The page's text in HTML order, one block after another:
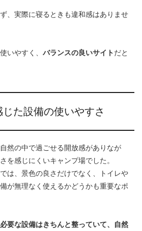
、実際に寝るときも違和感はありませ
いやすく、 バランスの良いサイトだと
た設備の使いやすさ
然の中で過ごせる開放感がありなが
を感じにくいキャンプ場でした。
は、景色の良さだけでなく、トイレや
が無理なく使えるかどうかも重要なポ
必要な設備はきちんと整っていて、自然